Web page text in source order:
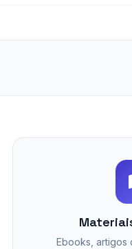
Ebooks, artigos